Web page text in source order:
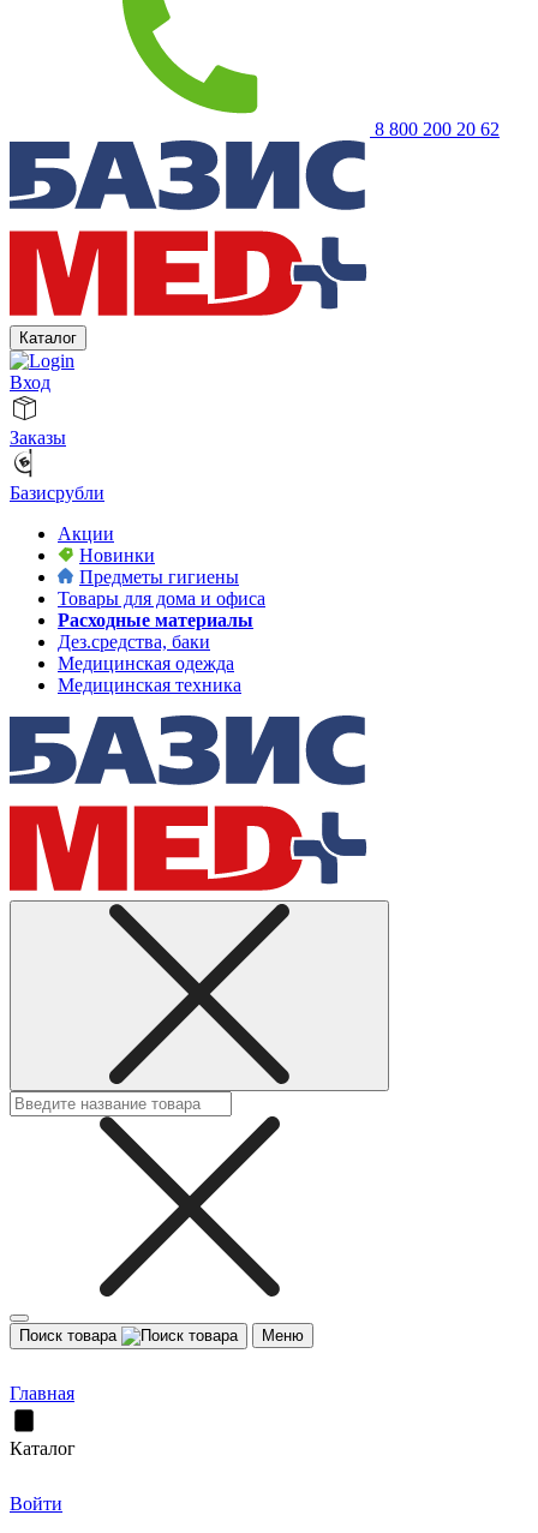
8 800 200 20 62
Каталог
Вход
Заказы
Базисрубли
Акции
Новинки
Предметы гигиены
Товары для дома и офиса
Расходные материалы
Дез.средства, баки
Медицинская одежда
Медицинская техника
Поиск товара Меню
Главная
Каталог
Войти